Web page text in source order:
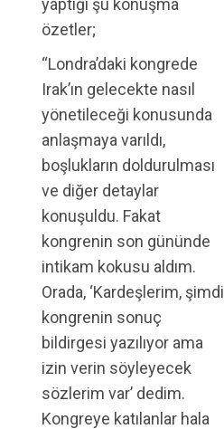
yaptığı şu konuşma
özetler;
“Londra’daki kongrede
Irak’ın gelecekte nasıl
yönetileceği konusunda
anlaşmaya varıldı,
boşlukların doldurulması
ve diğer detaylar
konuşuldu. Fakat
kongrenin son gününde
intikam kokusu aldım.
Orada, ‘Kardeşlerim, şimdi
kongrenin sonuç
bildirgesi yazılıyor ama
izin verin söyleyecek
sözlerim var’ dedim.
Kongreye katılanlar hala